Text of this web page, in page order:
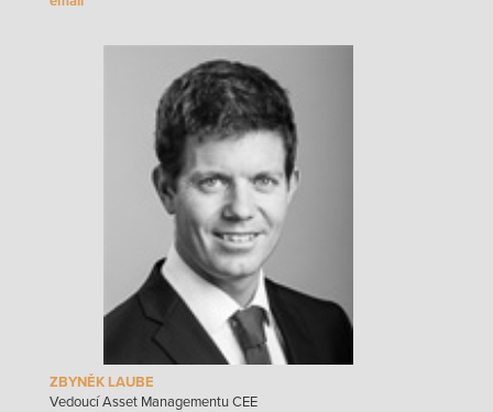
ZBYNĚK LAUBE
Vedoucí Asset Managementu CEE